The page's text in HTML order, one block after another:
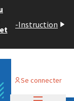
-Instruction
Se connecter